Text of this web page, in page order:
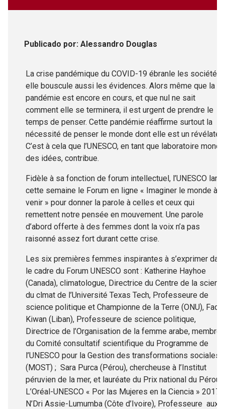
Publicado por: Alessandro Douglas
La crise pandémique du COVID-19 ébranle les sociétés ;
elle bouscule aussi les évidences. Alors même que la
pandémie est encore en cours, et que nul ne sait
comment elle se terminera, il est urgent de prendre le
temps de penser. Cette pandémie réaffirme surtout la
nécessité de penser le monde dont elle est un
C’est à cela que l’UNESCO, en tant que laboratoire
des idées, contribue.
Fidèle à sa fonction de forum intellectuel, l’UNESCO
cette semaine le Forum en ligne « Imaginer le monde à
venir » pour donner la parole à celles et ceux qui
remettent notre pensée en mouvement. Une parole
d’abord offerte à des femmes dont la voix n’a pas
raisonné assez fort durant cette crise.
Les six premières femmes inspirantes à s’exprimer
le cadre du Forum UNESCO sont : Katherine Hayhoe
(Canada), climatologue, Directrice du Centre de la
du clmat de l’Université Texas Tech, Professeure de
science politique et Championne de la Terre (ONU), Fadia
Kiwan (Liban), Professeure de science politique,
Directrice de l’Organisation de la femme arabe, membre
du Comité consultatif scientifique du Programme de
l’UNESCO pour la Gestion des transformations sociales
(MOST) ; Sara Purca (Pérou), chercheuse à l’Institut
péruvien de la mer, et lauréate du Prix national du Pérou
L’Oréal-UNESCO « Por las Mujeres en la Ciencia » 2017 ;
N’Dri Assie-Lumumba (Côte d’Ivoire), Professeure aux